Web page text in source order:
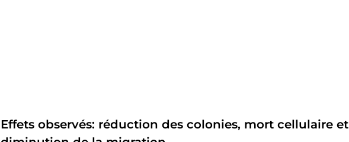
Effets observés: réduction des colonies, mort cellulaire et